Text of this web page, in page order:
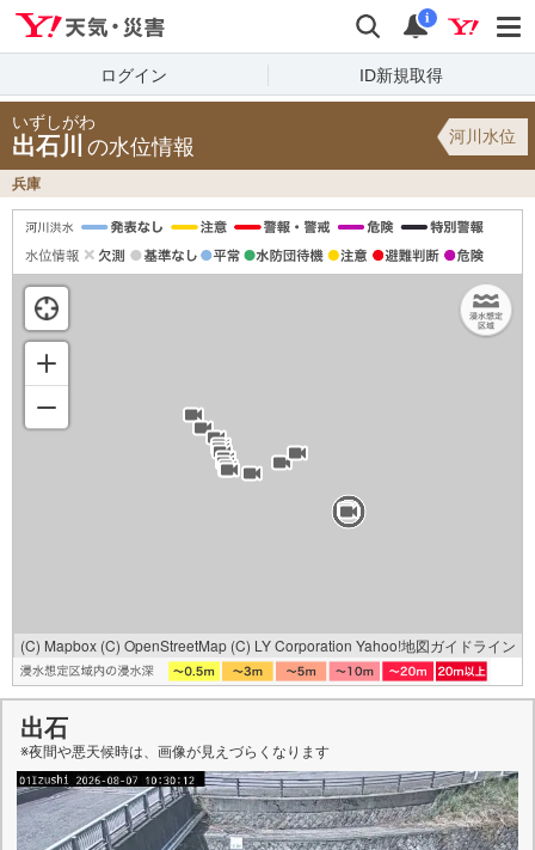
検索 通知
i
ログイン ID新規取得
いずしがわ
出石川 の水位情報 河川水位
兵庫
(C) Mapbox (C) OpenStreetMap (C) LY Corporation Yahoo!地図ガイドライン
出石
※夜間や悪天候時は、 画像が見えづらくなります